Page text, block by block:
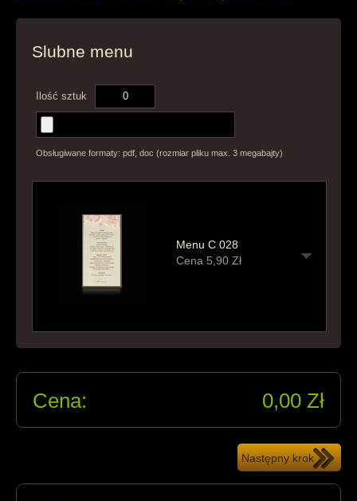
Slubne menu
Ilość sztuk
Obsługiwane formaty: pdf, doc (rozmiar pliku max. 3 megabajty)
Menu C 028
Cena 5,90 Zł
Cena: 0,00 Zł